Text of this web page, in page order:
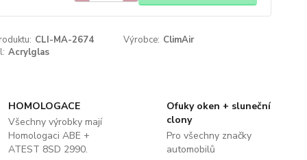
CLI-MA-2674 Výrobce: ClimAir
Acrylglas
HOMOLOGACE
Všechny výrobky mají
Homologaci ABE +
ATEST 8SD 2990.
Ofuky oken + sluneční
clony
Pro všechny značky
automobilů